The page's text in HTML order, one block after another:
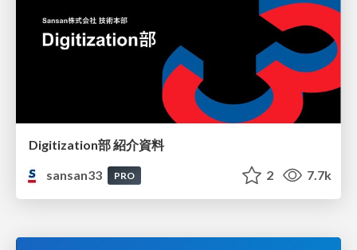
Digitization部 紹介資料
sansan33
PRO 2 7.7k